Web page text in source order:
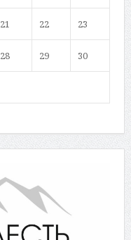
21 22 23
28 29 30